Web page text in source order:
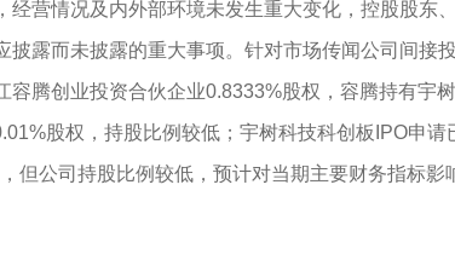
营情况及内外部环境未发生重大变化，控股股东
露而未披露的重大事项。针对市场传闻公司间接
腾创业投资合伙企业0.8333%股权，容腾持有宇
股权，持股比例较低；宇树科技科创板IPO申请
但公司持股比例较低，预计对当期主要财务指标影